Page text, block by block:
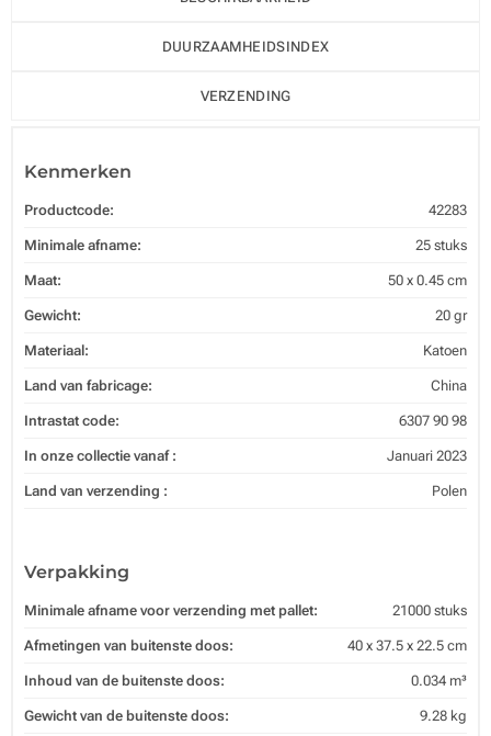
DUURZAAMHEIDSINDEX
VERZENDING
Kenmerken
Productcode: 42283
Minimale afname: 25 stuks
Maat: 50 x 0.45 cm
Gewicht: 20 gr
Materiaal: Katoen
Land van fabricage: China
Intrastat code: 6307 90 98
In onze collectie vanaf : Januari 2023
Land van verzending : Polen
Verpakking
Minimale afname voor verzending met pallet: 21000 stuks
Afmetingen van buitenste doos: 40 x 37.5 x 22.5 cm
Inhoud van de buitenste doos: 0.034 m³
Gewicht van de buitenste doos: 9.28 kg